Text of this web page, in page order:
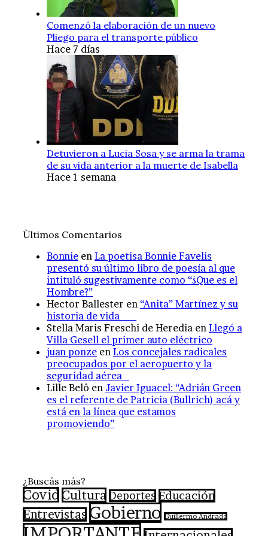
Comenzó la elaboración de un nuevo
Pliego para el transporte público
Hace 7 días
Detuvieron a Lucia Sosa y se arma la trama
de su vida anterior a la muerte de Isabella
Hace 1 semana
Ùltimos Comentarios
Bonnie en La poetisa Bonnie Favelis
presentó su último libro de poesía al que
intituló sugestivamente como “¿Que es el
Hombre?”
Hector Ballester en “Anita” Martínez y su
historia de vida
Stella Maris Freschi de Heredia en Llegó a
Villa Gesell el primer auto eléctrico
juan ponze en Los concejales radicales
preocupados por el aeropuerto y la
seguridad aérea
Lille Belô en Javier Iguacel: “Adrián Green
es el referente de Patricia (Bullrich) acá y
está en la línea que estamos
promoviendo”
¿Buscás más?
Covid Cultura Deportes Educación
Entrevistas Gobierno Guillermo Andrada